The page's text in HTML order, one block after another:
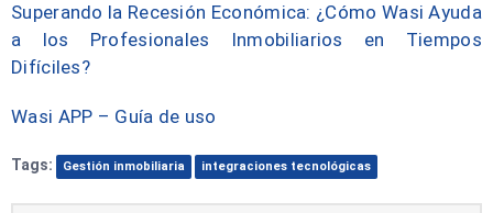
Superando la Recesión Económica: ¿Cómo Wasi Ayuda
a los Profesionales Inmobiliarios en Tiempos
Difíciles?
Wasi APP – Guía de uso
Tags: Gestión inmobiliaria integraciones tecnológicas